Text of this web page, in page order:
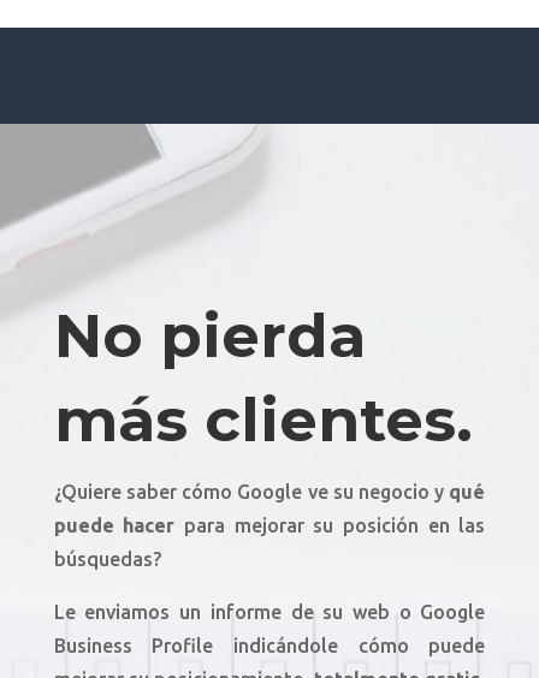
No pierda
más clientes.
¿Quiere saber cómo Google ve su negocio y qué
puede hacer para mejorar su posición en las
búsquedas?
Le enviamos un informe de su web o Google
Business Profile indicándole cómo puede